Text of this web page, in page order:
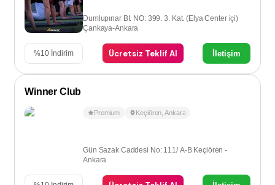
Dumlupınar BI. NO: 399. 3. Kat. (Elya Center içi)
Çankaya-Ankara
%10 İndirim Ücretsiz Teklif Al İletişim
Winner Club
Premium Keçiören ,Ankara
Gün Sazak Caddesi No: 111/ A-B Keçiören -
Ankara